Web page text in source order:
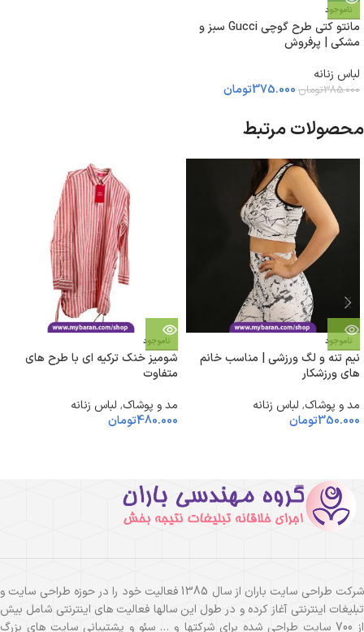
ناموجود
مانتو كتی طرح گوچی Gucci سبز و
مشکی | پرفروش
لباس زنانه
385.000تومان 375.000تومان
محصولات مرتبط
ناموجود
نیم تنه و لگ ورزشی | مناسب خانم
های ورزشکار
مد و پوشاک, لباس زنانه
350.000تومان
ناموجود
شومیز خنک ترکیه ای با طرح های
متفاوت
مد و پوشاک, لباس زنانه
480.000تومان
شرکت طراحی سایت باران از سال 1385 فعالیت خود را در حوزه طراحی سایت و
تبلیغات اینترنتی آغاز کرده و در طول این سالها فعالیت های اینترنتی شامل بیش
از 700 سایت طراحی شده برای شرکتها و … سئو و پشتیبانی سایت های بزرگ